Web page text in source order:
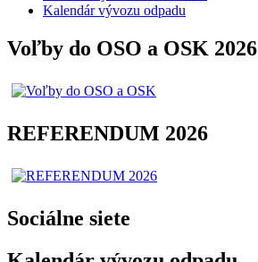
Kalendár vývozu odpadu
Voľby do OSO a OSK 2026
REFERENDUM 2026
Sociálne siete